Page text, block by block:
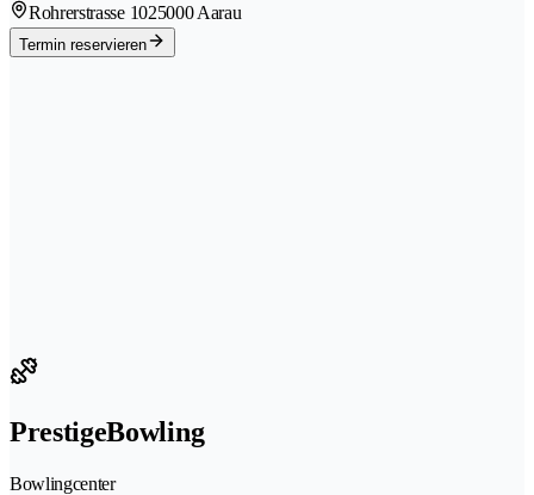
Rohrerstrasse 1025000 Aarau
Termin reservieren
PrestigeBowling
Bowlingcenter